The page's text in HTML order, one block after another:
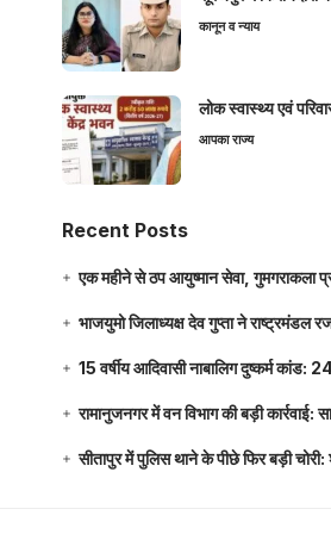
कानून व न्याय
लोक स्वास्थ्य एवं
आपका राज्य
Recent Posts
एक महीने से ठप आयुष्मान सेवा, गुमगराकला
भाजयुमो जिलाध्यक्ष देव गुप्ता ने राष्ट्रमंडल
15 वर्षीय आदिवासी नाबालिग दुष्कर्म
रामानुजनगर में वन विभाग की बड़ी कार्रवाई:
सीतापुर में पुलिस थाने के पीछे फिर बड़ी